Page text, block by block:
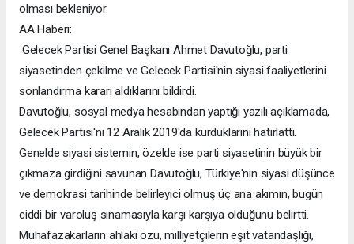
olması bekleniyor.
AA Haberi:
Gelecek Partisi Genel Başkanı Ahmet Davutoğlu, parti
siyasetinden çekilme ve Gelecek Partisi'nin siyasi faaliyetlerini
sonlandırma kararı aldıklarını bildirdi.
Davutoğlu, sosyal medya hesabından yaptığı yazılı açıklamada,
Gelecek Partisi'ni 12 Aralık 2019'da kurduklarını hatırlattı.
Genelde siyasi sistemin, özelde ise parti siyasetinin büyük bir
çıkmaza girdiğini savunan Davutoğlu, Türkiye'nin siyasi düşünce
ve demokrasi tarihinde belirleyici olmuş üç ana akımın, bugün
ciddi bir varoluş sınamasıyla karşı karşıya olduğunu belirtti.
Muhafazakarların ahlaki özü, milliyetçilerin eşit vatandaşlığı,